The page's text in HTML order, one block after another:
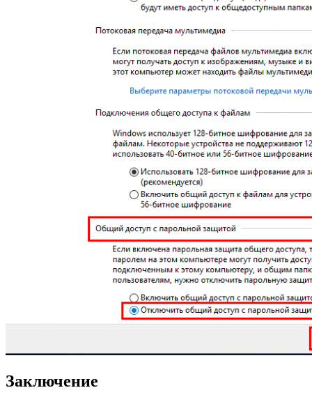
Заключение